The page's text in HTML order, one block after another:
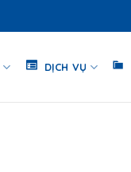
DỊCH VỤ